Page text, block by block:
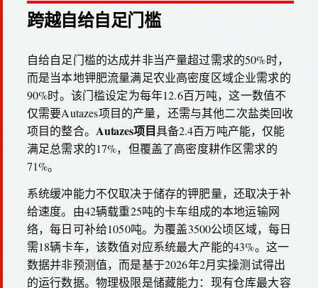
跨越自给自足门槛
自给自足门槛的达成并非当产量超过需求的50%时，
而是当本地钾肥流量满足农业高密度区域企业需求的
90%时。该门槛设定为每年12.6百万吨，这一数值不
仅需要Autazes项目的产量，还需与其他二次盐类回收
项目的整合。 Autazes项目具备2.4百万吨产能，仅能
满足总需求的17%，但覆盖了高密度耕作区需求的
71%。
系统缓冲能力不仅取决于储存的钾肥量，还取决于补
给速度。由42辆载重25吨的卡车组成的本地运输网
络，每日可补给1050吨。为覆盖3500公顷区域，每日
需18辆卡车，该数值对应系统最大产能的43%。这一
数据并非预测值，而是基于2026年2月实操测试得出
的运行数据。物理极限是储藏能力：现有仓库最大容